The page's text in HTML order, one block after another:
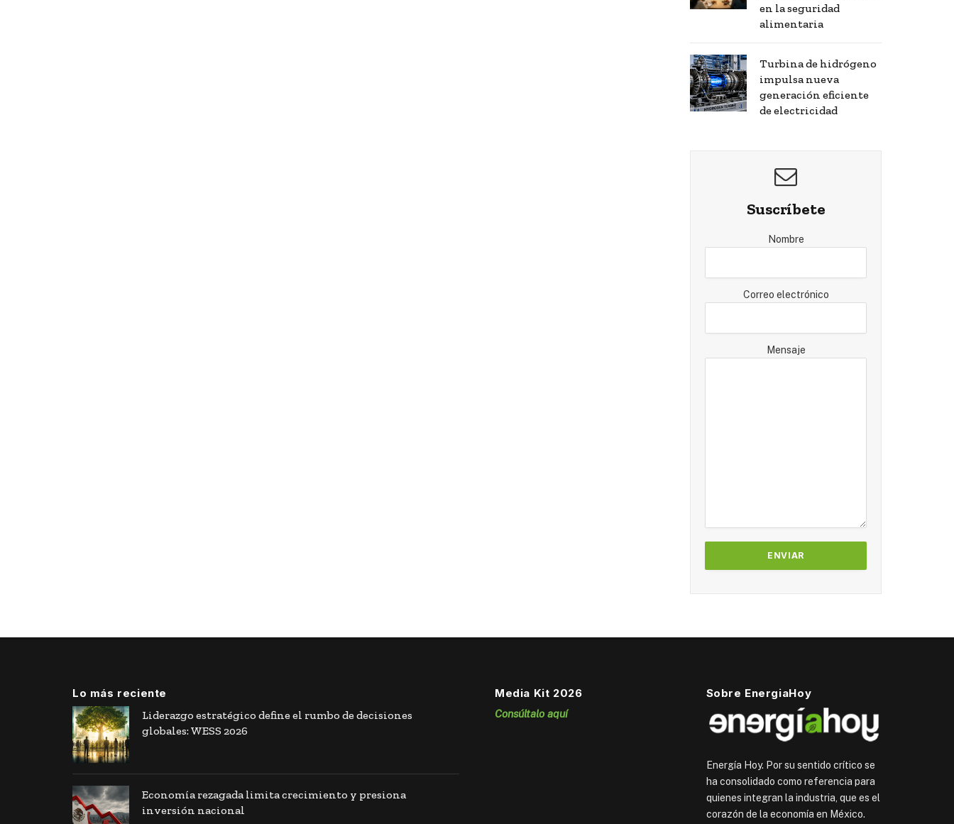
en la seguridad
alimentaria
Turbina de hidrógeno
impulsa nueva
generación eficiente
de electricidad
Suscríbete
Nombre
Correo electrónico
Mensaje
Lo más reciente
Liderazgo estratégico define el rumbo de decisiones
globales: WESS 2026
Economía rezagada limita crecimiento y presiona
inversión nacional
Media Kit 2026
Consúltalo aquí
Sobre EnergiaHoy
Energía Hoy. Por su sentido crítico se
ha consolidado como referencia para
quienes integran la industria, que es el
corazón de la economía en México.